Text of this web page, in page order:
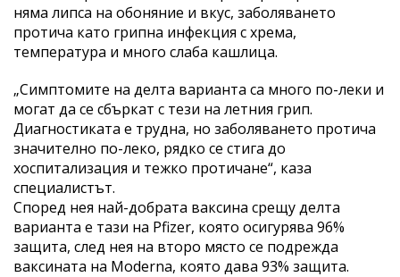
няма липса на обоняние и вкус, заболяването
протича като грипна инфекция с хрема,
температура и много слаба кашлица.
„Симптомите на делта варианта са много по-леки и
могат да се сбъркат с тези на летния грип.
Диагностиката е трудна, но заболяването протича
значително по-леко, рядко се стига до
хоспитализация и тежко протичане“, каза
специалистът.
Според нея най-добрата ваксина срещу делта
варианта е тази на Pfizer, която осигурява 96%
защита, след нея на второ място се подрежда
ваксината на Moderna, която дава 93% защита.